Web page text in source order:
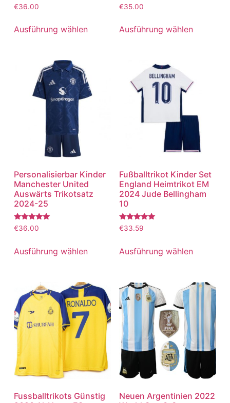
Bewertet
mit
von 5
€36.00
Ausführung wählen
Bewertet
mit
von 5
€35.00
Ausführung wählen
Personalisierbar Kinder
Manchester United
Auswärts Trikotsatz
2024-25
Bewertet
mit
von 5
€36.00
Ausführung wählen
Fußballtrikot Kinder Set
England Heimtrikot EM
2024 Jude Bellingham
10
Bewertet
mit
von 5
€33.59
Ausführung wählen
Fussballtrikots Günstig
Neuen Argentinien 2022